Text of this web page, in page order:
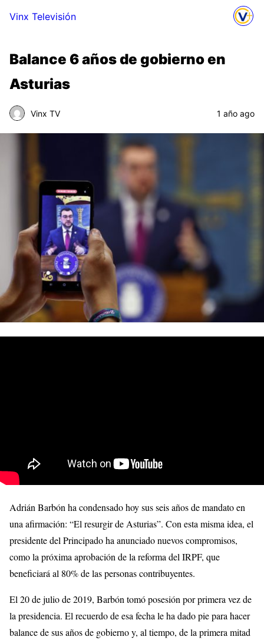
Vinx Televisión
Balance 6 años de gobierno en
Asturias
Vinx TV 1 año ago
Adrián Barbón ha condensado hoy sus seis años de mandato en
una afirmación: “El resurgir de Asturias”. Con esta misma idea, el
presidente del Principado ha anunciado nuevos compromisos,
como la próxima aprobación de la reforma del IRPF, que
beneficiará al 80% de las personas contribuyentes.
El 20 de julio de 2019, Barbón tomó posesión por primera vez de
la presidencia. El recuerdo de esa fecha le ha dado pie para hacer
balance de sus años de gobierno y, al tiempo, de la primera mitad